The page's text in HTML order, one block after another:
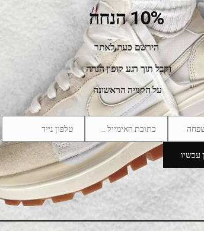
815.00₪
425.00₪
Blazer Mid Sacai White Gray
815.00 ₪
425.00
10% הנחה
הירשם כעת לאתר
וקבל תוך רגע קופון הנחה
על הקנייה הראשונה
Email
Phone
Number
טלפון נייד
עכשיו